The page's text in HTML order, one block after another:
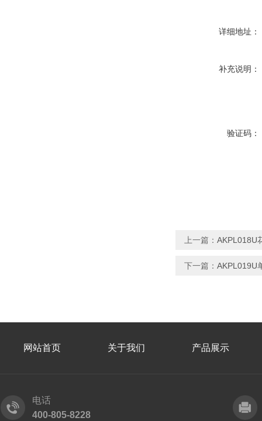
详细地址：
补充说明：
验证码：
上一篇： AKPL018U
下一篇： AKPL019U
网站首页 关于我们 产品展示
电话
400-805-8228